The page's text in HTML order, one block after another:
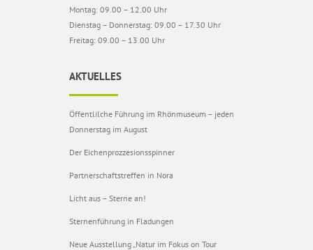
Montag: 09.00 – 12.00 Uhr
Dienstag – Donnerstag: 09.00 – 17.30 Uhr
Freitag: 09.00 – 13.00 Uhr
AKTUELLES
Öffentlilche Führung im Rhönmuseum – jeden
Donnerstag im August
Der Eichenprozzesionsspinner
Partnerschaftstreffen in Nora
Licht aus – Sterne an!
Sternenführung in Fladungen
Neue Ausstellung „Natur im Fokus on Tour